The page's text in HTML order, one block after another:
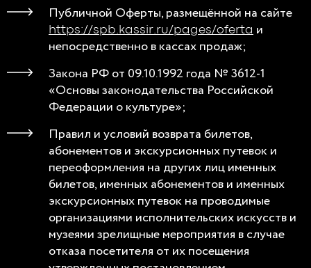
Публичной Оферты, размещённой на сайте
https://spb.kassir.ru/pages/oferta и
непосредственно в кассах продаж;
Закона РФ от 09.10.1992 года № 3612-1
«Основы законодательства Российской
Федерации о культуре»;
Правил и условий возврата билетов,
абонементов и экскурсионных путевок и
переоформления на других лиц именных
билетов, именных абонементов и именных
экскурсионных путевок на проводимые
организациями исполнительских искусств и
музеями зрелищные мероприятия в случае
отказа посетителя от их посещения